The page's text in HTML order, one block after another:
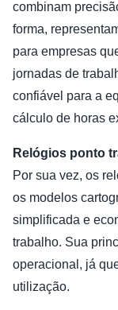
combinam
forma,
para empresas
jornadas de
confiável para a
cálculo de horas
Relógios ponto
Por sua vez, os
os modelos
simplificada e
trabalho. Sua
operacional, já
utilização.